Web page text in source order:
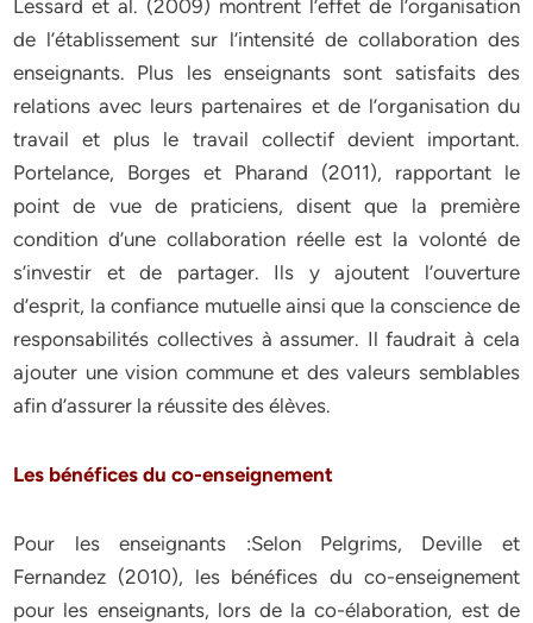
Lessard et al. (2009) montrent l’effet de l’organisation
de l’établissement sur l’intensité de collaboration des
enseignants. Plus les enseignants sont satisfaits des
relations avec leurs partenaires et de l’organisation du
travail et plus le travail collectif devient important.
Portelance, Borges et Pharand (2011), rapportant le
point de vue de praticiens, disent que la première
condition d’une collaboration réelle est la volonté de
s’investir et de partager. Ils y ajoutent l’ouverture
d’esprit, la confiance mutuelle ainsi que la conscience de
responsabilités collectives à assumer. Il faudrait à cela
ajouter une vision commune et des valeurs semblables
afin d’assurer la réussite des élèves.
Les bénéfices du co-enseignement
Pour les enseignants :Selon Pelgrims, Deville et
Fernandez (2010), les bénéfices du co-enseignement
pour les enseignants, lors de la co-élaboration, est de